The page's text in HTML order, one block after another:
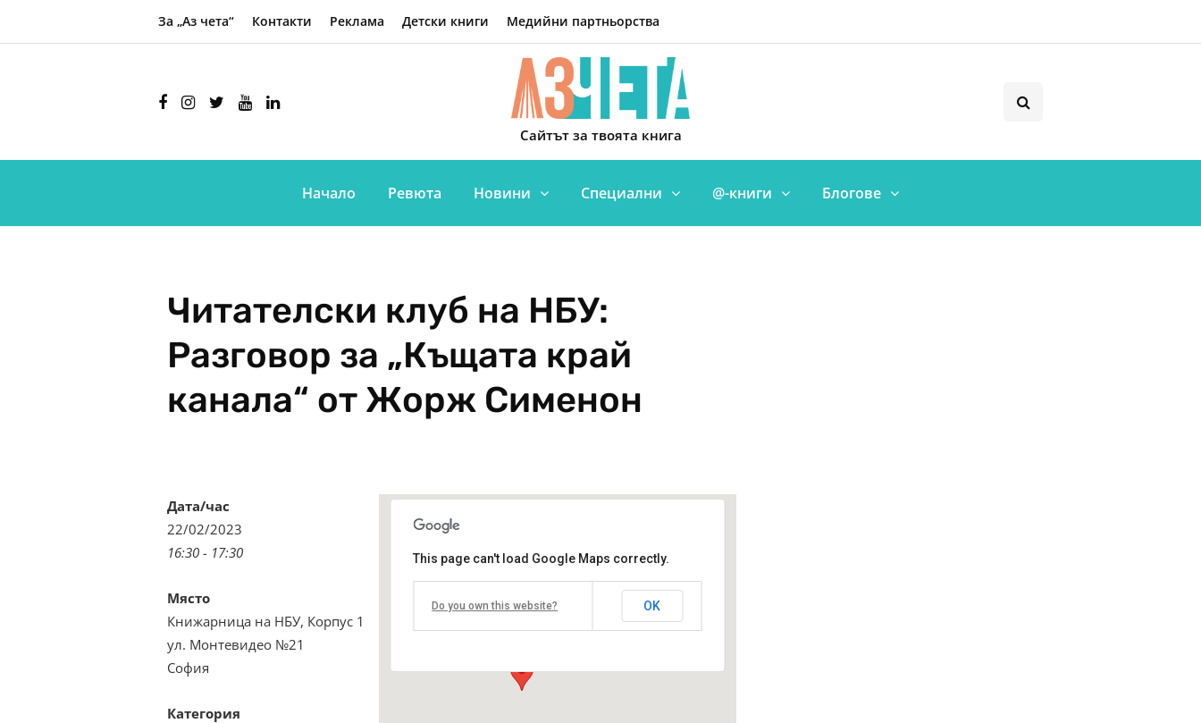
За „Аз чета“ Контакти Реклама Детски книги Медийни партньорства
Сайтът за твоята книга
Начало Ревюта Новини Специални @-книги Блогове
Читателски клуб на НБУ:
Разговор за „Къщата край
канала“ от Жорж Сименон
Книжарница на НБУ, Корпус 1
ул. Монтевидео №21 - София
This page can't load Google Maps correctly.
Do you own this website? OK
Дата/час
22/02/2023
16:30 - 17:30
Място
Книжарница на НБУ, Корпус 1
ул. Монтевидео №21
София
Категория